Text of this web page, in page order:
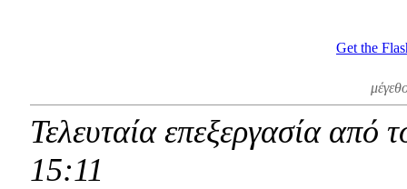
Get the
Τελευταία επεξεργασία
15:11